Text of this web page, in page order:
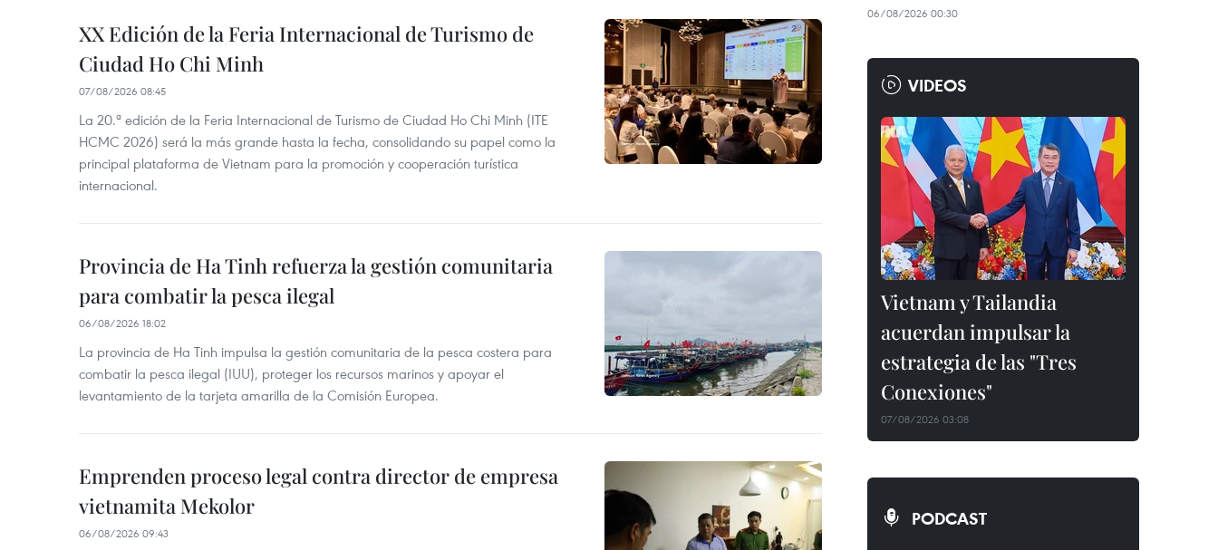
XX Edición de la Feria Internacional de Turismo de
Ciudad Ho Chi Minh
07/08/2026 08:45
La 20.ª edición de la Feria Internacional de Turismo de Ciudad Ho Chi Minh (ITE
HCMC 2026) será la más grande hasta la fecha, consolidando su papel como la
principal plataforma de Vietnam para la promoción y cooperación turística
internacional.
Provincia de Ha Tinh refuerza la gestión comunitaria
para combatir la pesca ilegal
06/08/2026 18:02
La provincia de Ha Tinh impulsa la gestión comunitaria de la pesca costera para
combatir la pesca ilegal (IUU), proteger los recursos marinos y apoyar el
levantamiento de la tarjeta amarilla de la Comisión Europea.
Emprenden proceso legal contra director de empresa
vietnamita Mekolor
06/08/2026 09:43
06/08/2026 00:30
VIDEOS
Vietnam y Tailandia
acuerdan impulsar la
estrategia de las "Tres
Conexiones"
07/08/2026 03:08
PODCAST